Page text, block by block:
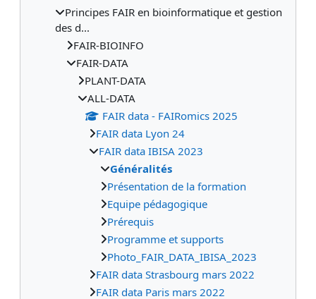
Principes FAIR en bioinformatique et gestion
des d...
FAIR-BIOINFO
FAIR-DATA
PLANT-DATA
ALL-DATA
FAIR data - FAIRomics 2025
FAIR data Lyon 24
FAIR data IBISA 2023
Généralités
Présentation de la formation
Equipe pédagogique
Prérequis
Programme et supports
Photo_FAIR_DATA_IBISA_2023
FAIR data Strasbourg mars 2022
FAIR data Paris mars 2022